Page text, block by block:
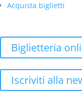
Acquista biglietti
Biglietteria
Iscriviti alla